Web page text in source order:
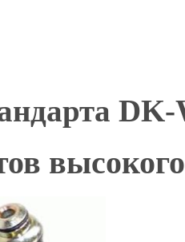
DK-